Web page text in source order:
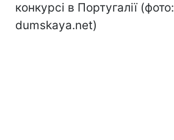
конкурсі в Португалії (фото:
dumskaya.net)